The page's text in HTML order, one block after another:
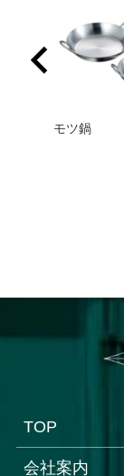
モツ鍋
TOP
会社案内